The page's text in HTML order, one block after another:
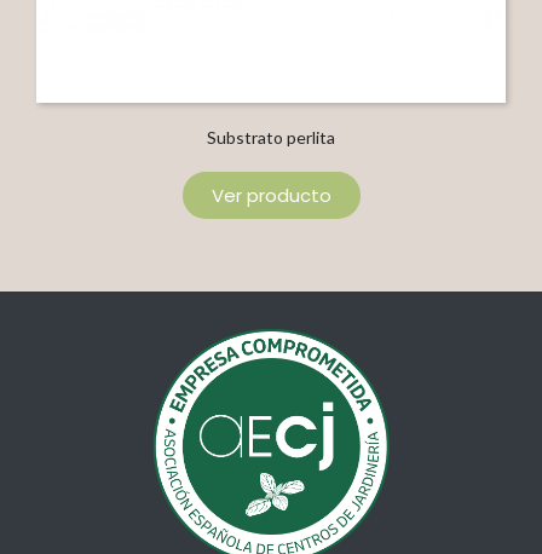
Substrato perlita
Ver producto